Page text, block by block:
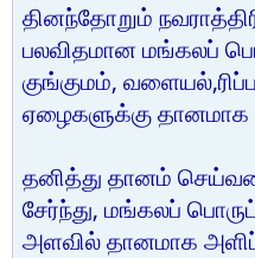
தினந்தோறும்
பலவிதமான மங்கலப்
குங்குமம்,
ஏழைகளுக்கு
தனித்து தானம்
சேர்ந்து, மங்கலப்
அளவில் தானமாக